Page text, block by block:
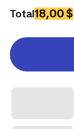
Total18,00 $